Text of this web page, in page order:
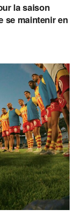
la saison
se maintenir en